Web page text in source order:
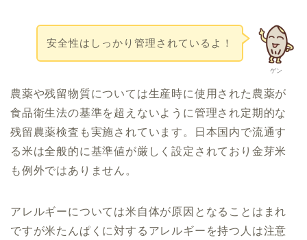
ゲン
安全性はしっかり管理されているよ！
農薬や残留物質については生産時に使用された農薬が
食品衛生法の基準を超えないように管理され定期的な
残留農薬検査も実施されています。日本国内で流通す
る米は全般的に基準値が厳しく設定されており金芽米
も例外ではありません。
アレルギーについては米自体が原因となることはまれ
ですが米たんぱくに対するアレルギーを持つ人は注意